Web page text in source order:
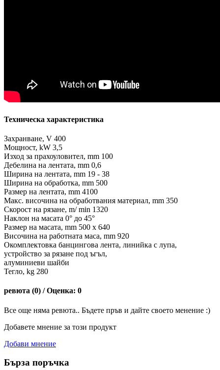
Техническа характеристика
Захранване, V 400
Мощност, kW 3,5
Изход за прахоуловител, mm 100
Дебелина на лентата, mm 0,6
Ширина на лентата, mm 19 - 38
Ширина на обработка, mm 500
Размер на лентата, mm 4100
Макс. височина на обработвания материал, mm 350
Скорост на рязане, m/ min 1320
Наклон на масата 0° до 45°
Размер на масата, mm 500 х 640
Височина на работната маса, mm 920
Окомплектовка банцингова лента, линийка с лупа,
устройство за рязане под ъгъл,
алуминиеви шайби
Тегло, kg 280
ревюта (0) / Оценка: 0
Все още няма ревюта.. Бъдете пръв и дайте своето менение :)
Добавете мнение за този продукт
Добави мнение
Бърза поръчка